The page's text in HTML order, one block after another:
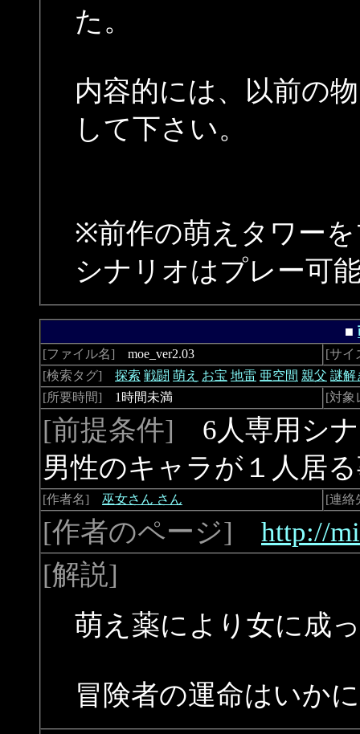
た。
内容的には、以前の
して下さい。
※前作の萌えタワー
シナリオはプレー可
■
[ファイル名] moe_ver2.03
[サイ
[検索タグ]
探索 戦闘 萌え お宝 地雷 亜空間 親父 謎解
[所要時間] 1時間未満 [対象
[前提条件] 6人専用シ
男性のキャラが１人居
[作者名] 巫女さん さん [連絡
[作者のページ]
http://
[解説]
萌え薬により女に成
冒険者の運命はいか